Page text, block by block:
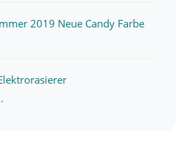
2019 Neue Candy Farbe